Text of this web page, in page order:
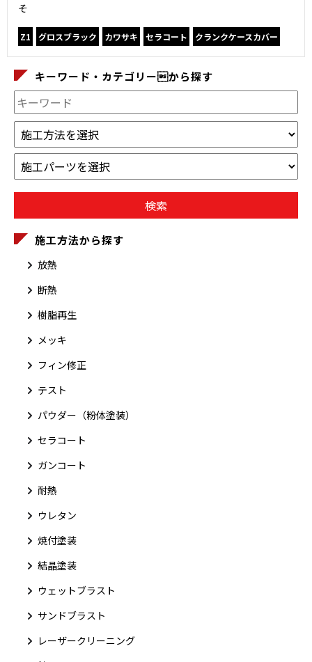
そ
Z1 グロスブラック カワサキ セラコート クランクケースカバー
キーワード・カテゴリーから探す
施工方法から探す
放熱
断熱
樹脂再生
メッキ
フィン修正
テスト
パウダー（粉体塗装）
セラコート
ガンコート
耐熱
ウレタン
焼付塗装
結晶塗装
ウェットブラスト
サンドブラスト
レーザークリーニング